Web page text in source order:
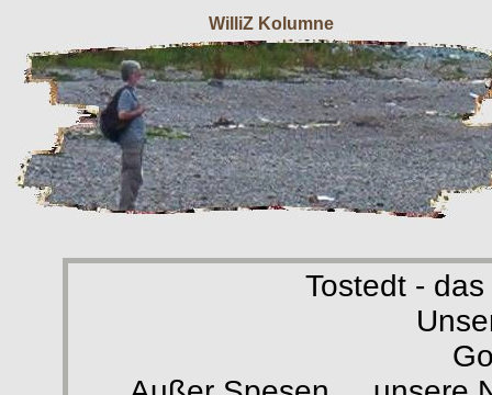
WilliZ Kolumne
Tostedt -